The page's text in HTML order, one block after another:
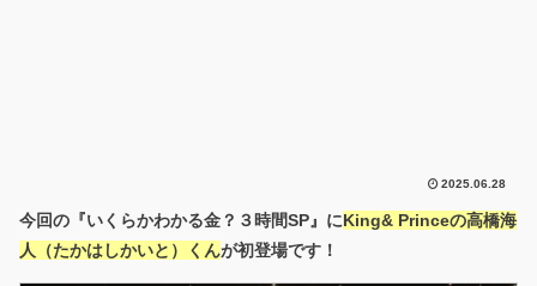
2025.06.28
今回の『いくらかわかる金？３時間SP』にKing& Princeの高橋海
人（たかはしかいと）くんが初登場です！